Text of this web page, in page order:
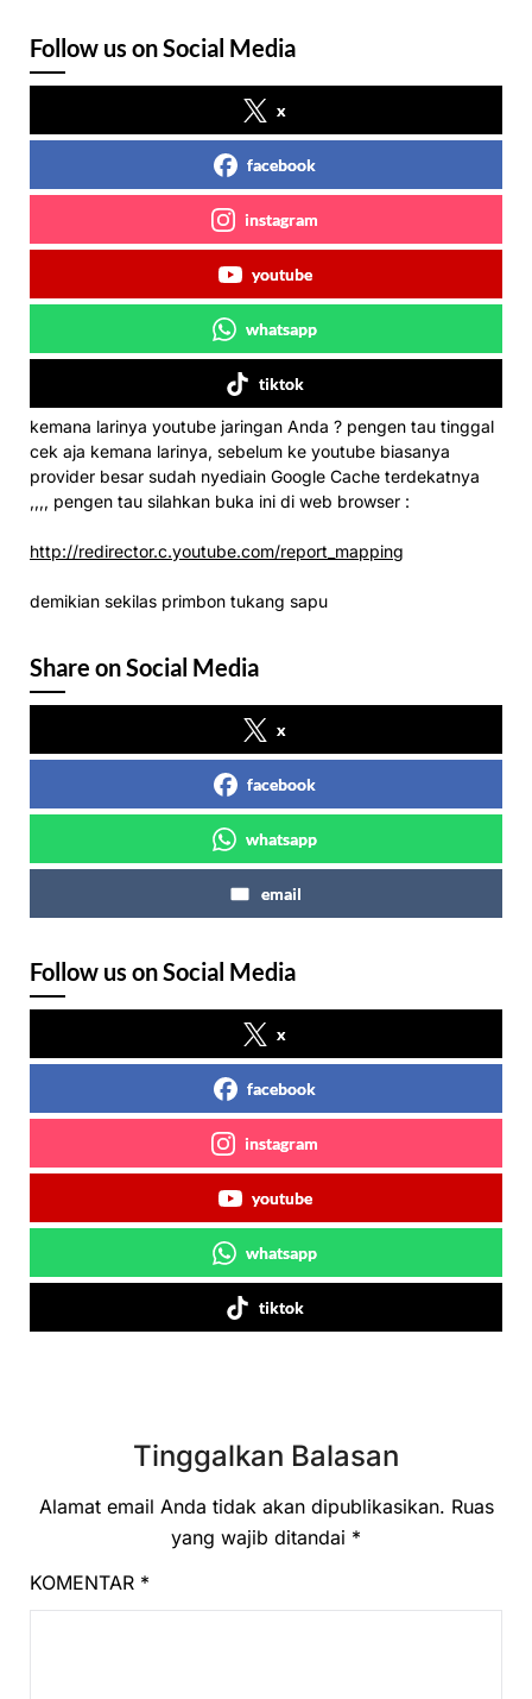
Follow us on Social Media
x
facebook
instagram
youtube
whatsapp
tiktok
kemana larinya youtube jaringan Anda ? pengen tau tinggal
cek aja kemana larinya, sebelum ke youtube biasanya
provider besar sudah nyediain Google Cache terdekatnya
,,,, pengen tau silahkan buka ini di web browser :
http://redirector.c.youtube.com/report_mapping
demikian sekilas primbon tukang sapu
Share on Social Media
x
facebook
whatsapp
email
Follow us on Social Media
x
facebook
instagram
youtube
whatsapp
tiktok
Tinggalkan Balasan
Alamat email Anda tidak akan dipublikasikan. Ruas
yang wajib ditandai *
KOMENTAR *